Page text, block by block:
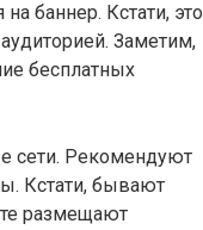
баннер. Кстати, это
Заметим,
бесплатных
сети. Рекомендуют
Кстати, бывают
размещают